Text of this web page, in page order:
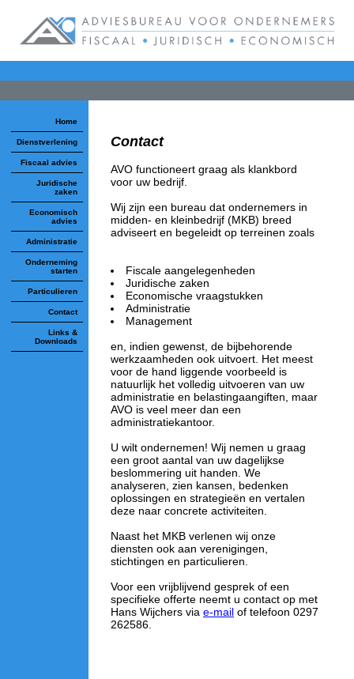
Home
Dienstverlening
Fiscaal advies
Juridische
zaken
Economisch
advies
Administratie
Onderneming
starten
Particulieren
Contact
Links &
Downloads
Contact
AVO functioneert graag als klankbord
voor uw bedrijf.
Wij zijn een bureau dat ondernemers in
midden- en kleinbedrijf (MKB) breed
adviseert en begeleidt op terreinen zoals
Fiscale aangelegenheden
Juridische zaken
Economische vraagstukken
Administratie
Management
en, indien gewenst, de bijbehorende
werkzaamheden ook uitvoert. Het meest
voor de hand liggende voorbeeld is
natuurlijk het volledig uitvoeren van uw
administratie en belastingaangiften, maar
AVO is veel meer dan een
administratiekantoor.
U wilt ondernemen! Wij nemen u graag
een groot aantal van uw dagelijkse
beslommering uit handen. We
analyseren, zien kansen, bedenken
oplossingen en strategieën en vertalen
deze naar concrete activiteiten.
Naast het MKB verlenen wij onze
diensten ook aan verenigingen,
stichtingen en particulieren.
Voor een vrijblijvend gesprek of een
specifieke offerte neemt u contact op met
Hans Wijchers via e-mail of telefoon 0297
262586.